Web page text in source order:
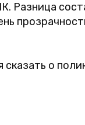
Разница
сказать о